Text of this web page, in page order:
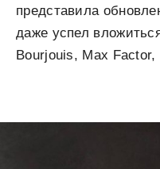
представила
даже успел
Bourjouis, Max